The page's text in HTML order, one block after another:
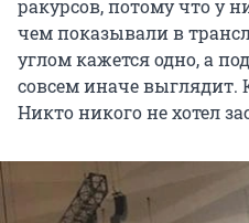
ракурсов, потому что у
чем показывали в
углом кажется одно, а
совсем иначе выглядит.
Никто никого не хотел